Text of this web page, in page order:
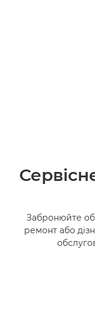
Забронюйте
ремонт або